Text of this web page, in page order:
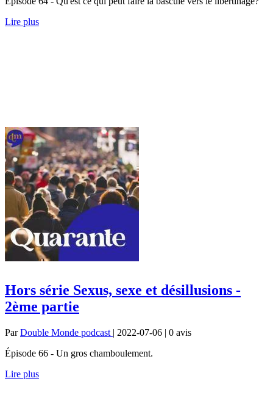
Lire plus
Hors série Sexus, sexe et désillusions -
2ème partie
ParDouble Monde podcast | 2022-07-06 | 0 avis
Épisode 66 - Un gros chamboulement.
Lire plus